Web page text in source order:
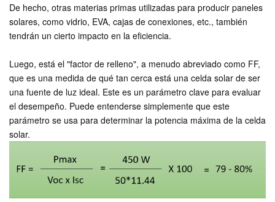
De hecho, otras materias primas utilizadas para producir paneles
solares, como vidrio, EVA, cajas de conexiones, etc., también
tendrán un cierto impacto en la eficiencia.
Luego, está el "factor de relleno", a menudo abreviado como FF,
que es una medida de qué tan cerca está una celda solar de ser
una fuente de luz ideal. Este es un parámetro clave para evaluar
el desempeño. Puede entenderse simplemente que este
parámetro se usa para determinar la potencia máxima de la celda
solar.